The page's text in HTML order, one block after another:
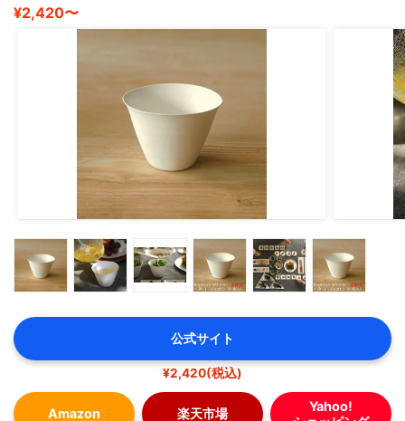
¥2,420〜
公式サイト
¥2,420(税込)
Amazon 楽天市場
Yahoo!